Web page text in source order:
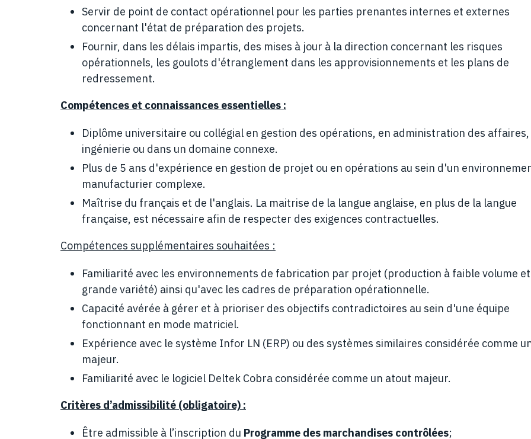
Servir de point de contact opérationnel pour les parties prenantes internes et externes
concernant l'état de préparation des projets.
Fournir, dans les délais impartis, des mises à jour à la direction concernant les risques
opérationnels, les goulots d'étranglement dans les approvisionnements et les plans de
redressement.
Compétences et connaissances essentielles :
Diplôme universitaire ou collégial en gestion des opérations, en administration des
ingénierie ou dans un domaine connexe.
Plus de 5 ans d'expérience en gestion de projet ou en opérations au sein d'un
manufacturier complexe.
Maîtrise du français et de l'anglais. La maitrise de la langue anglaise, en plus de la langue
française, est nécessaire afin de respecter des exigences contractuelles.
Compétences supplémentaires souhaitées :
Familiarité avec les environnements de fabrication par projet (production à faible volume
grande variété) ainsi qu'avec les cadres de préparation opérationnelle.
Capacité avérée à gérer et à prioriser des objectifs contradictoires au sein d'une équipe
fonctionnant en mode matriciel.
Expérience avec le système Infor LN (ERP) ou des systèmes similaires considérée comme
majeur.
Familiarité avec le logiciel Deltek Cobra considérée comme un atout majeur.
Critères d’admissibilité (obligatoire) :
Être admissible à l’inscription du Programme des marchandises contrôlées;